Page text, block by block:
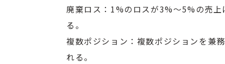
廃棄ロス：1%のロスが3%～5%の売
る。
複数ポジション：複数ポジションを兼
れる。